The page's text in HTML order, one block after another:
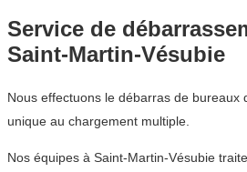
Service de
Saint-Martin-Vésubie
Nous effectuons le débarras de bureaux
unique au chargement multiple.
Nos équipes à Saint-Martin-Vésubie